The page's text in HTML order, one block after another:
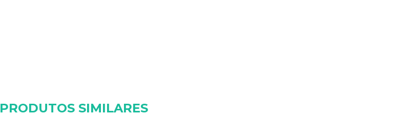
PRODUTOS SIMILARES